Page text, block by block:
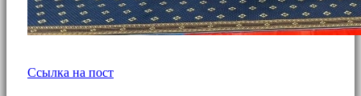
Ссылка на пост